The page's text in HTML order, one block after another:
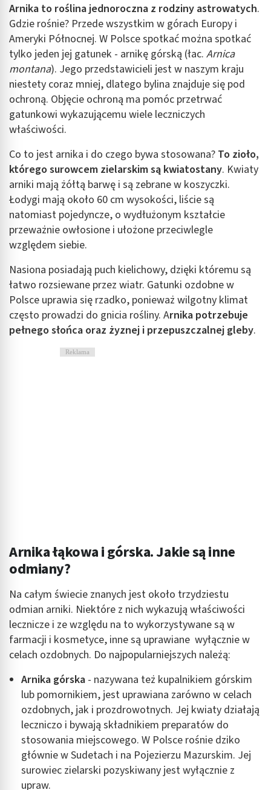
Arnika to roślina jednoroczna z rodziny astrowatych.
Gdzie rośnie? Przede wszystkim w górach Europy i
Ameryki Północnej. W Polsce spotkać można spotkać
tylko jeden jej gatunek - arnikę górską (łac. Arnica
montana). Jego przedstawicieli jest w naszym kraju
niestety coraz mniej, dlatego bylina znajduje się pod
ochroną. Objęcie ochroną ma pomóc przetrwać
gatunkowi wykazującemu wiele leczniczych
właściwości.
Co to jest arnika i do czego bywa stosowana? To zioło,
którego surowcem zielarskim są kwiatostany. Kwiaty
arniki mają żółtą barwę i są zebrane w koszyczki.
Łodygi mają około 60 cm wysokości, liście są
natomiast pojedyncze, o wydłużonym kształcie
przeważnie owłosione i ułożone przeciwlegle
względem siebie.
Nasiona posiadają puch kielichowy, dzięki któremu są
łatwo rozsiewane przez wiatr. Gatunki ozdobne w
Polsce uprawia się rzadko, ponieważ wilgotny klimat
często prowadzi do gnicia rośliny. Arnika potrzebuje
pełnego słońca oraz żyznej i przepuszczalnej gleby.
Reklama
Arnika łąkowa i górska. Jakie są inne
odmiany?
Na całym świecie znanych jest około trzydziestu
odmian arniki. Niektóre z nich wykazują właściwości
lecznicze i ze względu na to wykorzystywane są w
farmacji i kosmetyce, inne są uprawiane wyłącznie w
celach ozdobnych. Do najpopularniejszych należą:
Arnika górska - nazywana też kupalnikiem górskim
lub pomornikiem, jest uprawiana zarówno w celach
ozdobnych, jak i prozdrowotnych. Jej kwiaty działają
leczniczo i bywają składnikiem preparatów do
stosowania miejscowego. W Polsce rośnie dziko
głównie w Sudetach i na Pojezierzu Mazurskim. Jej
surowiec zielarski pozyskiwany jest wyłącznie z
upraw.